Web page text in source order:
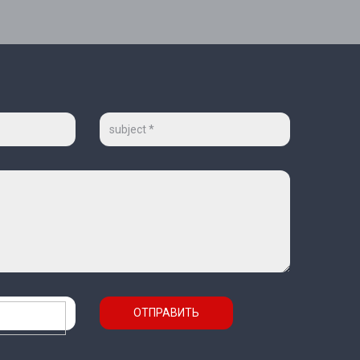
Тема
ОТПРАВИТЬ